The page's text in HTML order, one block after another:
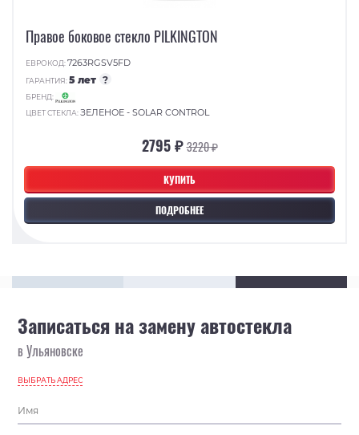
КУПИТЬ
ПОДРОБНЕЕ
Правое боковое стекло PILKINGTON
ЕВРОКОД:7263RGSV5FD
ГАРАНТИЯ:5 лет ?
БРЕНД:
ЦВЕТ СТЕКЛА:ЗЕЛЕНОЕ - SOLAR CONTROL
2795 ₽3220 ₽
Записаться на замену автостекла
в Ульяновске
ВЫБРАТЬ АДРЕС